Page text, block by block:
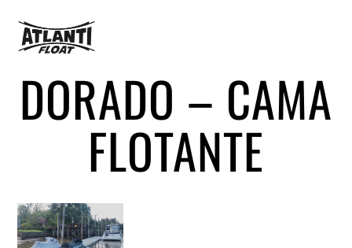
DORADO – CAMA
FLOTANTE